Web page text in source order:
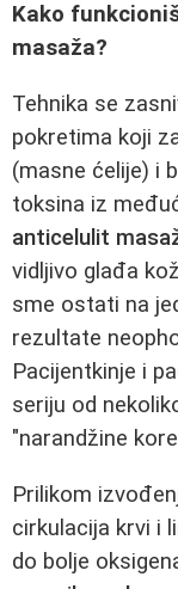
Kako
masaža?
Tehnika se
pokretima koji
(masne ćelije) i
toksina iz
anticelulit
vidljivo glađa
sme ostati na
rezultate
Pacijentkinje i
seriju od
"narandžine
Prilikom
cirkulacija krvi i
do bolje